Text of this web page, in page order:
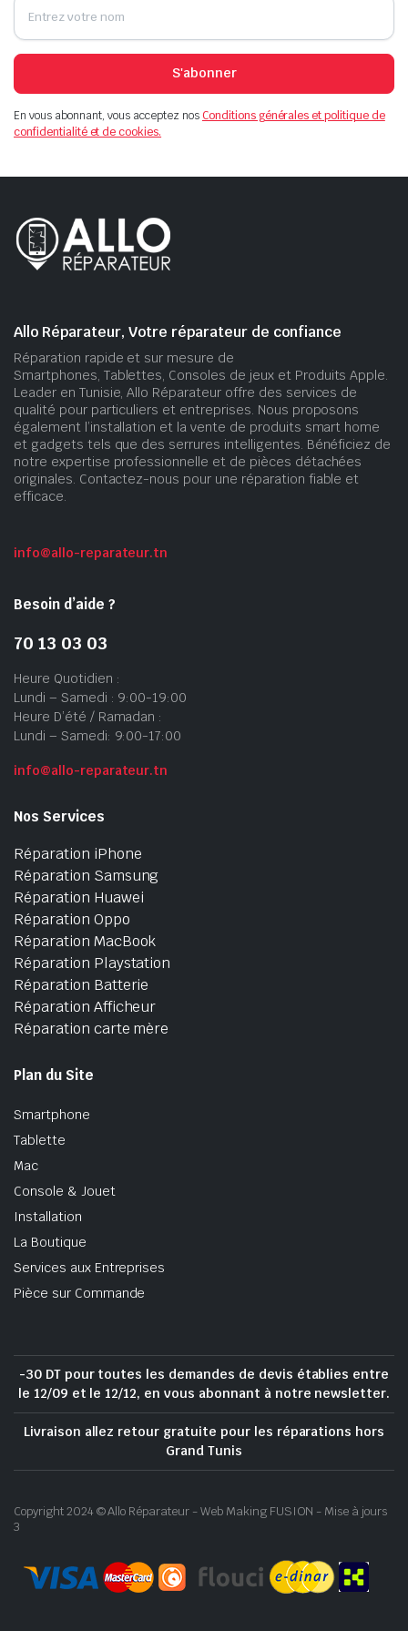
S'abonner
En vous abonnant, vous acceptez nosConditions générales et politique de
confidentialité et de cookies.
Allo Réparateur, Votre réparateur de confiance
Réparation rapide et sur mesure de
Smartphones, Tablettes, Consoles de jeux et Produits Apple.
Leader en Tunisie, Allo Réparateur offre des services de
qualité pour particuliers et entreprises. Nous proposons
également l’installation et la vente de produits smart home
et gadgets tels que des serrures intelligentes. Bénéficiez de
notre expertise professionnelle et de pièces détachées
originales. Contactez-nous pour une réparation fiable et
efficace.
info@allo-reparateur.tn
Besoin d’aide ?
70 13 03 03
Heure Quotidien :
Lundi – Samedi : 9:00-19:00
Heure D’été / Ramadan :
Lundi – Samedi: 9:00-17:00
info@allo-reparateur.tn
Nos Services
Réparation iPhone
Réparation Samsung
Réparation Huawei
Réparation Oppo
Réparation MacBook
Réparation Playstation
Réparation Batterie
Réparation Afficheur
Réparation carte mère
Plan du Site
Smartphone
Tablette
Mac
Console & Jouet
Installation
La Boutique
Services aux Entreprises
Pièce sur Commande
-30 DT pour toutes les demandes de devis établies entre
le 12/09 et le 12/12, en vous abonnant à notre newsletter.
Livraison allez retour gratuite pour les réparations hors
Grand Tunis
Copyright 2024 © Allo Réparateur - Web Making FUSION - Mise à jours
3